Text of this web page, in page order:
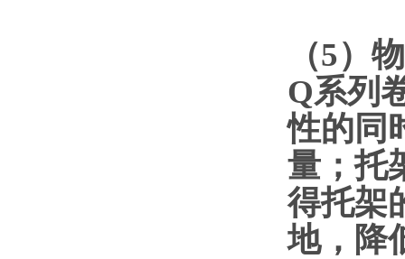
（5）
Q系列
性的同
量；托
得托架
地，降